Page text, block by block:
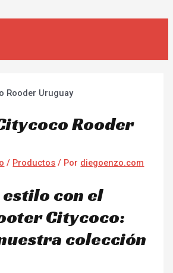
Rooder
/ Productos / Por diegoenzo.com
estilo con el
Citycoco:
colección